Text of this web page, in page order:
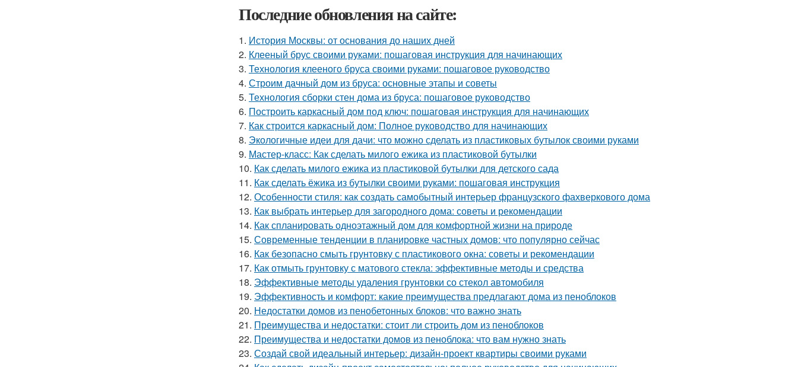
Последние обновления на сайте:
1. История Москвы: от основания до наших дней
2. Клееный брус своими руками: пошаговая инструкция для начинающих
3. Технология клееного бруса своими руками: пошаговое руководство
4. Строим дачный дом из бруса: основные этапы и советы
5. Технология сборки стен дома из бруса: пошаговое руководство
6. Построить каркасный дом под ключ: пошаговая инструкция для начинающих
7. Как строится каркасный дом: Полное руководство для начинающих
8. Экологичные идеи для дачи: что можно сделать из пластиковых бутылок своими руками
9. Мастер-класс: Как сделать милого ежика из пластиковой бутылки
10. Как сделать милого ежика из пластиковой бутылки для детского сада
11. Как сделать ёжика из бутылки своими руками: пошаговая инструкция
12. Особенности стиля: как создать самобытный интерьер французского фахверкового дома
13. Как выбрать интерьер для загородного дома: советы и рекомендации
14. Как спланировать одноэтажный дом для комфортной жизни на природе
15. Современные тенденции в планировке частных домов: что популярно сейчас
16. Как безопасно смыть грунтовку с пластикового окна: советы и рекомендации
17. Как отмыть грунтовку с матового стекла: эффективные методы и средства
18. Эффективные методы удаления грунтовки со стекол автомобиля
19. Эффективность и комфорт: какие преимущества предлагают дома из пеноблоков
20. Недостатки домов из пенобетонных блоков: что важно знать
21. Преимущества и недостатки: стоит ли строить дом из пеноблоков
22. Преимущества и недостатки домов из пеноблока: что вам нужно знать
23. Создай свой идеальный интерьер: дизайн-проект квартиры своими руками